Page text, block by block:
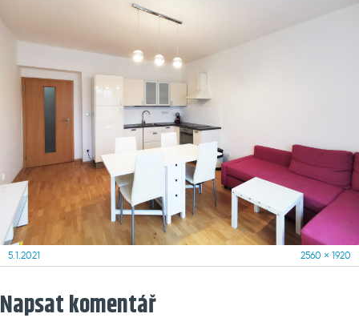
Posted
5.1.2021
Full
2560 × 1920
Napsat komentář